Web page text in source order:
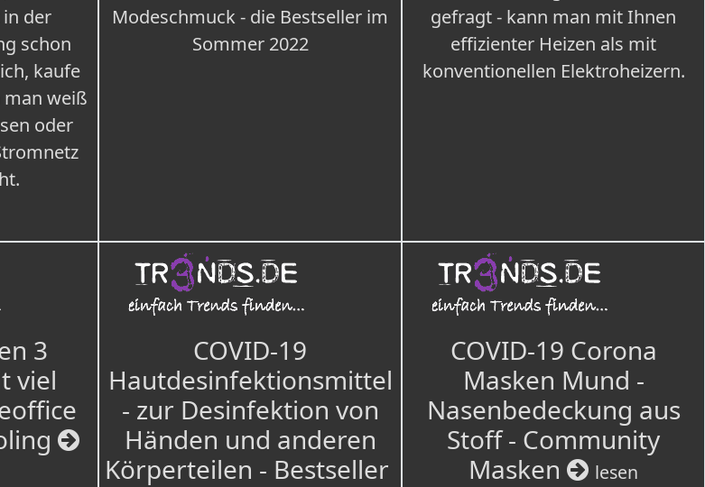
der
schon
kaufe
man weiß
oder
Modeschmuck - die Bestseller im
Sommer 2022
gefragt - kann man mit Ihnen
effizienter Heizen als mit
konventionellen Elektroheizern.
3
viel
COVID-19
Hautdesinfektionsmittel
- zur Desinfektion von
Händen und anderen
Körperteilen - Bestseller
COVID-19 Corona
Masken Mund -
Nasenbedeckung aus
Stoff - Community
Masken
lesen